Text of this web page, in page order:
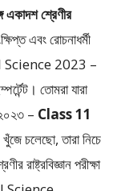
শ্রেণীর
এবং রোচনাধর্মী
Science 2023 –
তোমরা যারা
– Class 11
খুঁজে চলেছো, তারা নিচে
রাষ্ট্রবিজ্ঞান পরীক্ষা